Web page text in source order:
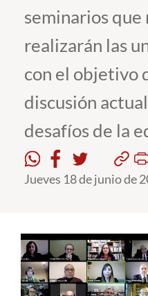
Formación Continua
Académicos
Funcionarios
Alumni
seminarios
realizarán las
con el objetivo
discusión
desafíos de la
Jueves 18 de junio de